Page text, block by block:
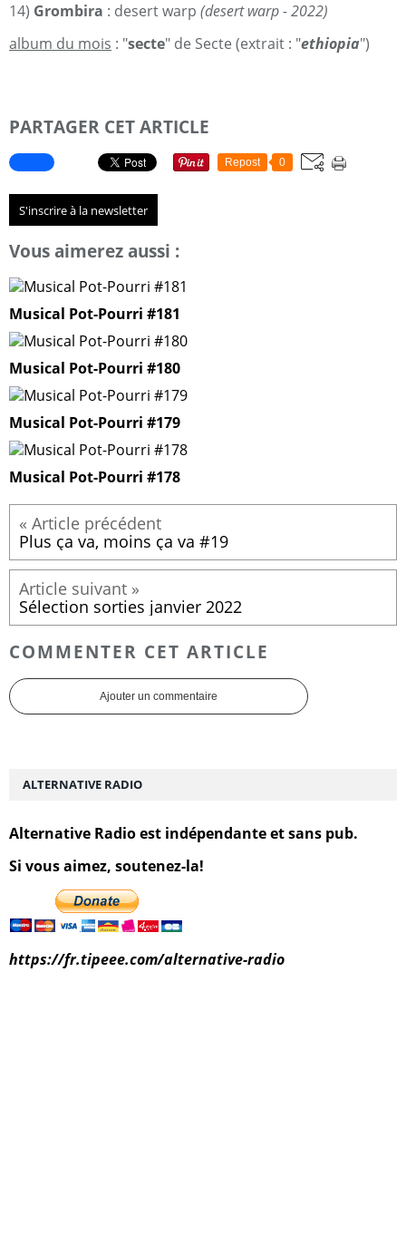
14) Grombira : desert warp (desert warp - 2022)
album du mois : "secte" de Secte (extrait : "ethiopia")
PARTAGER CET ARTICLE
Repost 0
S'inscrire à la newsletter
Vous aimerez aussi :
Musical Pot-Pourri #181
Musical Pot-Pourri #180
Musical Pot-Pourri #179
Musical Pot-Pourri #178
Plus ça va, moins ça va #19
Sélection sorties janvier 2022
COMMENTER CET ARTICLE
Ajouter un commentaire
ALTERNATIVE RADIO
Alternative Radio est indépendante et sans pub.
Si vous aimez, soutenez-la!
https://fr.tipeee.com/alternative-radio